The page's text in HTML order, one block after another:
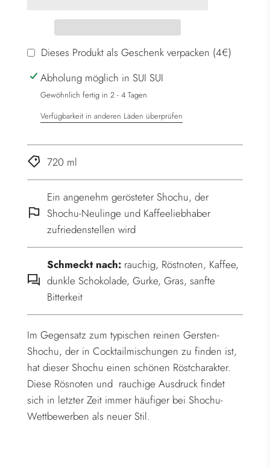
g
e
l
d
e
.
Dieses Produkt als Geschenk verpacken (4€)
Abholung möglich in SUI SUI
Gewöhnlich fertig in 2 - 4 Tagen
Verfügbarkeit in anderen Läden überprüfen
720 ml
Ein angenehm gerösteter Shochu, der
Shochu-Neulinge und Kaffeeliebhaber
zufriedenstellen wird
Schmeckt nach: rauchig, Röstnoten, Kaffee,
dunkle Schokolade, Gurke, Gras, sanfte
Bitterkeit
Im Gegensatz zum typischen reinen Gersten-
Shochu, der in Cocktailmischungen zu finden ist,
hat dieser Shochu einen schönen Röstcharakter.
Diese Rösnoten und rauchige Ausdruck findet
sich in letzter Zeit immer häufiger bei Shochu-
Wettbewerben als neuer Stil.